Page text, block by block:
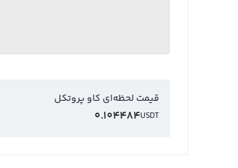
قیمت لحظه‌ای کاو پروتکل
USDT
0.104484